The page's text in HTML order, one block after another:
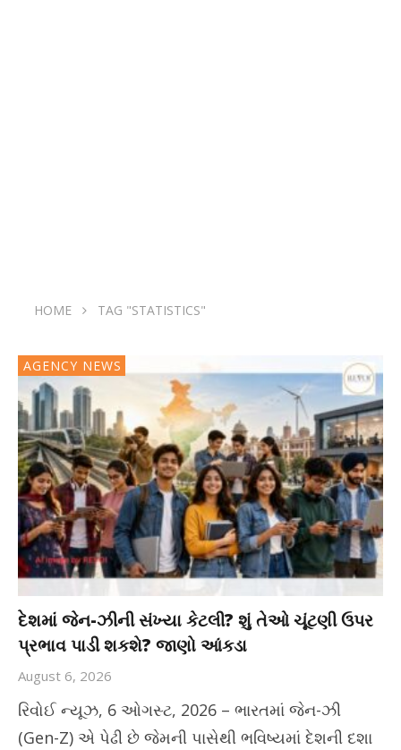
HOME TAG "STATISTICS"
AGENCY NEWS
દેશમાં જેન-ઝીની સંખ્યા કેટલી? શું તેઓ ચૂંટણી ઉપર
પ્રભાવ પાડી શકશે? જાણો આંકડા
August 6, 2026
રિવોઈ ન્યૂઝ, 6 ઓગસ્ટ, 2026 – ભારતમાં જેન-ઝી
(Gen-Z) એ પેઢી છે જેમની પાસેથી ભવિષ્યમાં દેશની દશા